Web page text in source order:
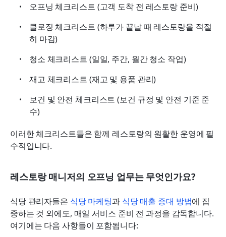
오프닝 체크리스트 (고객 도착 전 레스토랑 준비)
클로징 체크리스트 (하루가 끝날 때 레스토랑을 적절
히 마감)
청소 체크리스트 (일일, 주간, 월간 청소 작업)
재고 체크리스트 (재고 및 용품 관리)
보건 및 안전 체크리스트 (보건 규정 및 안전 기준 준
수)
이러한 체크리스트들은 함께 레스토랑의 원활한 운영에 필
수적입니다.
레스토랑 매니저의 오프닝 업무는 무엇인가요?
식당 관리자들은 식당 마케팅과 식당 매출 증대 방법에 집
중하는 것 외에도, 매일 서비스 준비 전 과정을 감독합니다.
여기에는 다음 사항들이 포함됩니다: